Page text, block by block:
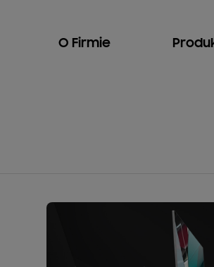
O Firmie